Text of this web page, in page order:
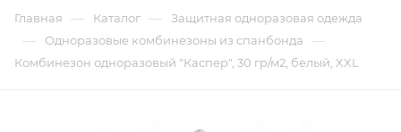
Главная — Каталог — Защитная одноразовая одежда
— Одноразовые комбинезоны из спанбонда —
Комбинезон одноразовый "Каспер", 30 гр/м2, белый, XXL